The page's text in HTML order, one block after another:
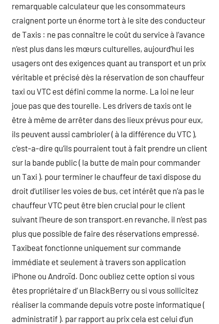
remarquable calculateur que les consommateurs
craignent porte un énorme tort à le site des conducteur
de Taxis : ne pas connaître le coût du service à l’avance
n’est plus dans les mœurs culturelles, aujourd’hui les
usagers ont des exigences quant au transport et un prix
véritable et précisé dès la réservation de son chauffeur
taxi ou VTC est défini comme la norme. La loi ne leur
joue pas que des tourelle. Les drivers de taxis ont le
être à même de arrêter dans des lieux prévus pour eux,
ils peuvent aussi cambrioler ( à la différence du VTC ),
c’est-a-dire qu’ils pourraient tout à fait prendre un client
sur la bande public ( la butte de main pour commander
un Taxi ). pour terminer le chauffeur de taxi dispose du
droit d’utiliser les voies de bus, cet intérêt que n’a pas le
chauffeur VTC peut être bien crucial pour le client
suivant l’heure de son transport.en revanche, il n’est pas
plus que possible de faire des réservations empressé.
Taxibeat fonctionne uniquement sur commande
immédiate et seulement à travers son application
iPhone ou Androïd. Donc oubliez cette option si vous
êtes propriétaire d’ un BlackBerry ou si vous sollicitez
réaliser la commande depuis votre poste informatique (
administratif ). par rapport au prix cela est celui d’un